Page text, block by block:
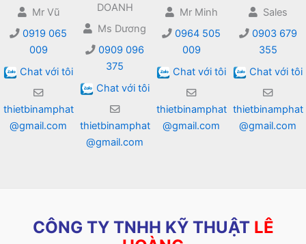
Mr Vũ
0919 065
009
Chat với tôi
thietbinamphat
@gmail.com
DOANH
Ms Dương
0909 096
375
Chat với tôi
thietbinamphat
@gmail.com
Mr Minh
0964 505
009
Chat với tôi
thietbinamphat
@gmail.com
Sales
0903 679
355
Chat với tôi
thietbinamphat
@gmail.com
CÔNG TY TNHH KỸ THUẬT LÊ